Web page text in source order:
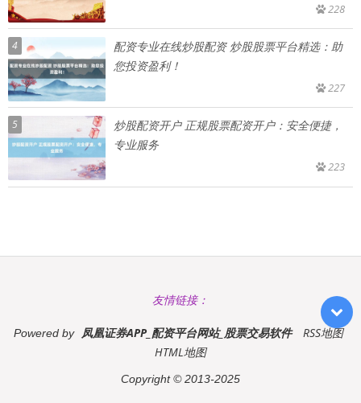
228
4
配资专业在线炒股配资 炒股股票平台精选：助
您投资盈利！
227
5
炒股配资开户 正规股票配资开户：安全便捷，
专业服务
223
友情链接：
Powered by 凤凰证券APP_配资平台网站_股票交易软件
RSS地图
HTML地图
Copyright© 2013-2025